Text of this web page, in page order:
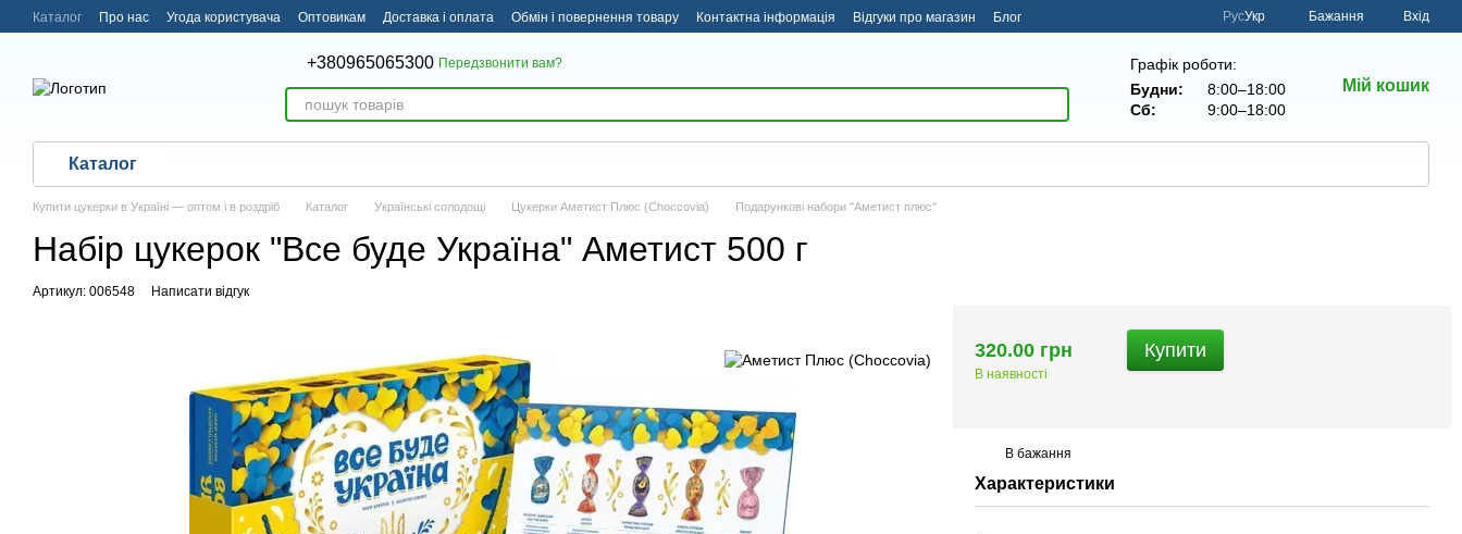
Перейти до основного контенту
Каталог Про нас Угода користувача Оптовикам Доставка і оплата Обмін і повернення товару Контактна інформація Відгуки про магазин
Блог
РусУкр Бажання Вхід
+380965065300 Передзвонити вам?
Графік роботи:
Будни:
8:00–18:00
Сб:
9:00–18:00
Мій кошик
Каталог
Купити цукерки в Україні — оптом і в роздріб Каталог Українські солодощі Цукерки Аметист Плюс (Choccovia) Подарункові набори "Аметист плюс"
Набір цукерок "Все буде Україна" Аметист 500 г
Артикул: 006548 Написати відгук
320.00 грн
В наявності
Купити
В бажання
Характеристики